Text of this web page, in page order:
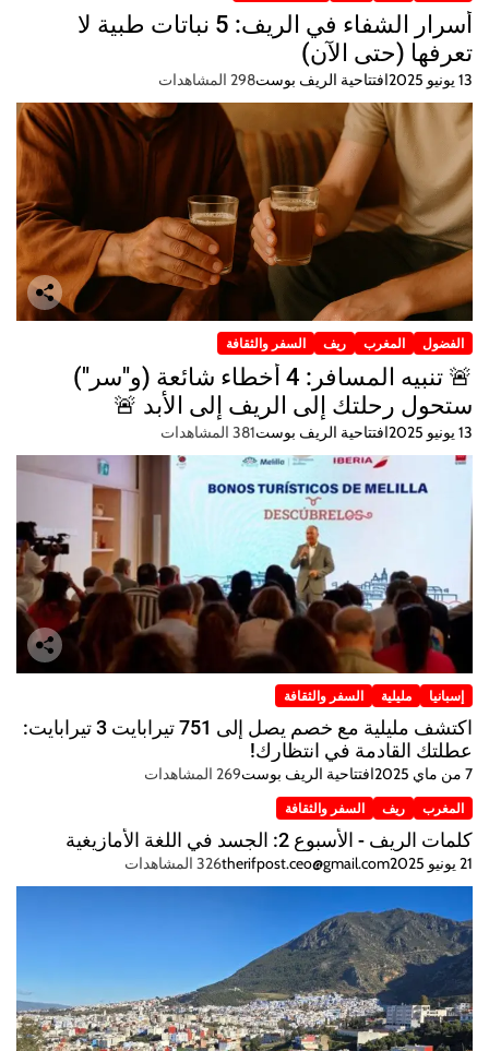
أسرار الشفاء في الريف: 5 نباتات طبية لا
تعرفها (حتى الآن)
13 يونيو 2025 افتتاحية الريف بوست298 المشاهدات
الفضول المغرب ريف السفر والثقافة
🚨 تنبيه المسافر: 4 أخطاء شائعة (و"سر")
ستحول رحلتك إلى الريف إلى الأبد 🚨
13 يونيو 2025 افتتاحية الريف بوست381 المشاهدات
إسبانيا مليلية السفر والثقافة
اكتشف مليلية مع خصم يصل إلى 751 تيرابايت 3 تيرابايت:
عطلتك القادمة في انتظارك!
7 من ماي 2025 افتتاحية الريف بوست269 المشاهدات
المغرب ريف السفر والثقافة
كلمات الريف - الأسبوع 2: الجسد في اللغة الأمازيغية
21 يونيو 2025 therifpost.ceo@gmail.com326 المشاهدات